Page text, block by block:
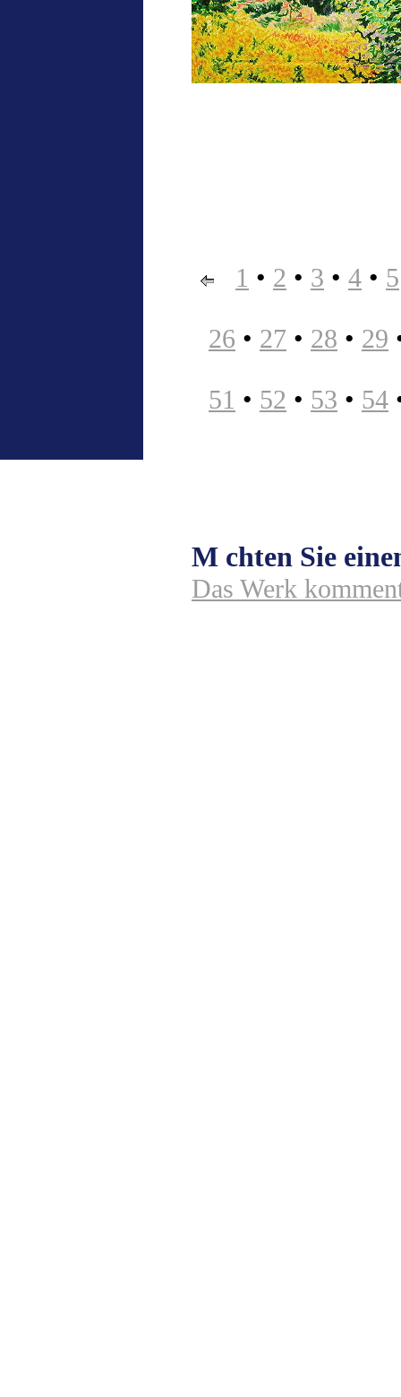
1 • 2 • 3 • 4 • 5
26 • 27 • 28 • 29
51 • 52 • 53 • 54
M chten Sie
Das Werk